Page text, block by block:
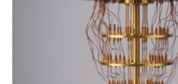
der Forschung der Quantentheorie,
Jahre alt geworden ist, weshalb die
Internationalen Jahr der
technologie ausgerufen hat. Doch
internationale Forschungsgruppe um